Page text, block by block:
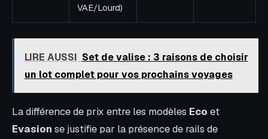
VAE/Lourd)
LIRE AUSSI Set de valise : 3 raisons de choisir
un lot complet pour vos prochains voyages
La différence de prix entre les modèles Eco et
Evasion se justifie par la présence de rails de